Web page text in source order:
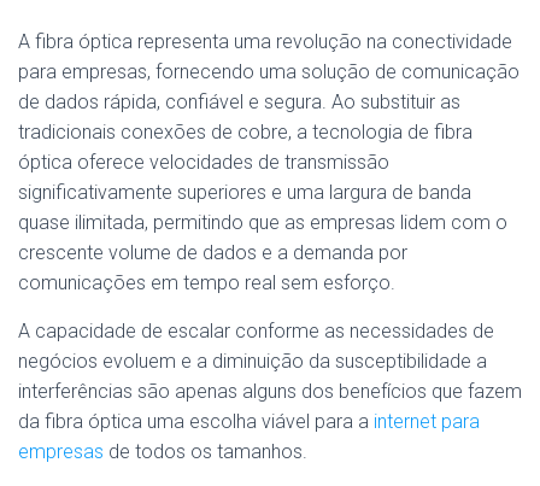
A fibra óptica representa uma revolução na conectividade
para empresas, fornecendo uma solução de comunicação
de dados rápida, confiável e segura. Ao substituir as
tradicionais conexões de cobre, a tecnologia de fibra
óptica oferece velocidades de transmissão
significativamente superiores e uma largura de banda
quase ilimitada, permitindo que as empresas lidem com o
crescente volume de dados e a demanda por
comunicações em tempo real sem esforço.
A capacidade de escalar conforme as necessidades de
negócios evoluem e a diminuição da susceptibilidade a
interferências são apenas alguns dos benefícios que fazem
da fibra óptica uma escolha viável para a internet para
empresas de todos os tamanhos.